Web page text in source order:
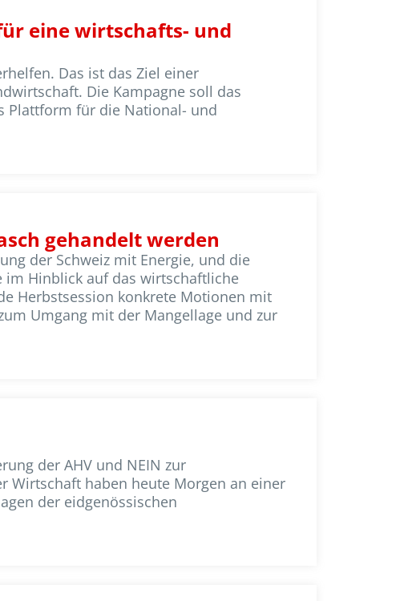
eine wirtschafts- und
Das ist das Ziel einer
Die Kampagne soll das
Plattform für die National- und
gehandelt werden
der Schweiz mit Energie, und die
im Hinblick auf das wirtschaftliche
Herbstsession konkrete Motionen mit
Umgang mit der Mangellage und zur
der AHV und NEIN zur
Wirtschaft haben heute Morgen an einer
der eidgenössischen